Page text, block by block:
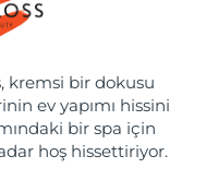
kremsi bir dokusu
ev yapımı hissini
bir spa için
hoş hissettiriyor.